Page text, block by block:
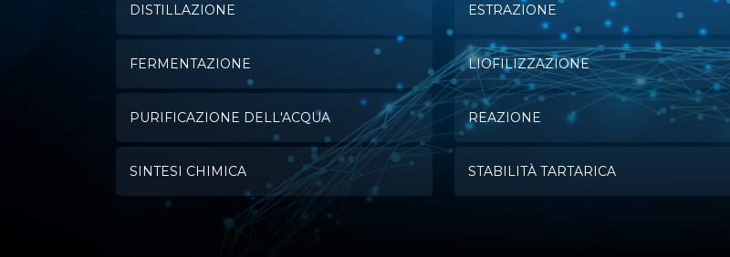
DISTILLAZIONE ESTRAZIONE
FERMENTAZIONE LIOFILIZZAZIONE
PURIFICAZIONE DELL'ACQUA REAZIONE
SINTESI CHIMICA STABILITÀ TARTARICA